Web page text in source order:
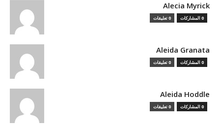
Alecia Myrick
0 المشاركات 0 تعليقات
Aleida Granata
0 المشاركات 0 تعليقات
Aleida Hoddle
0 المشاركات 0 تعليقات